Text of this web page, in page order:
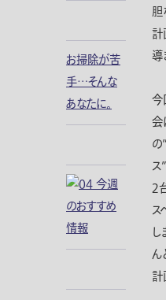
お掃除が苦
手…そんな
あなたに。
胆
計
導
今
会
の
ス
２
ス
し
ん
計